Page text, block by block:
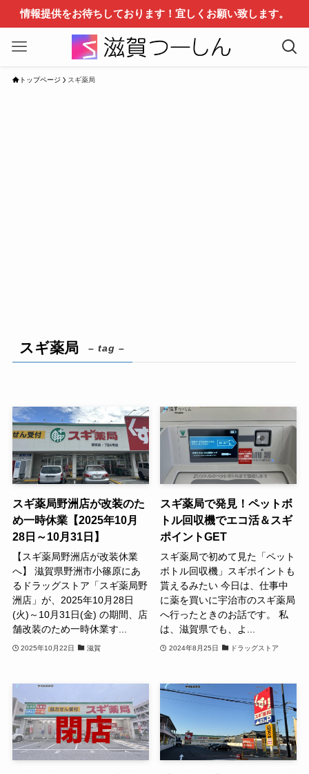
情報提供をお待ちしております！宜しくお願い致します。
トップページ スギ薬局
スギ薬局 – tag –
スギ薬局野洲店が改装のた
め一時休業【2025年10月
28日～10月31日】
【スギ薬局野洲店が改装休業
へ】 滋賀県野洲市小篠原にあ
るドラッグストア「スギ薬局野
洲店」が、2025年10月28日
(火)～10月31日(金) の期間、店
舗改装のため一時休業す...
2025年10月22日 滋賀
スギ薬局で発見！ペットボ
トル回収機でエコ活＆スギ
ポイントGET
スギ薬局で初めて見た「ペット
ボトル回収機」スギポイントも
貰えるみたい 今日は、仕事中
に薬を買いに宇治市のスギ薬局
へ行ったときのお話です。 私
は、滋賀県でも、よ...
2024年8月25日 ドラッグストア